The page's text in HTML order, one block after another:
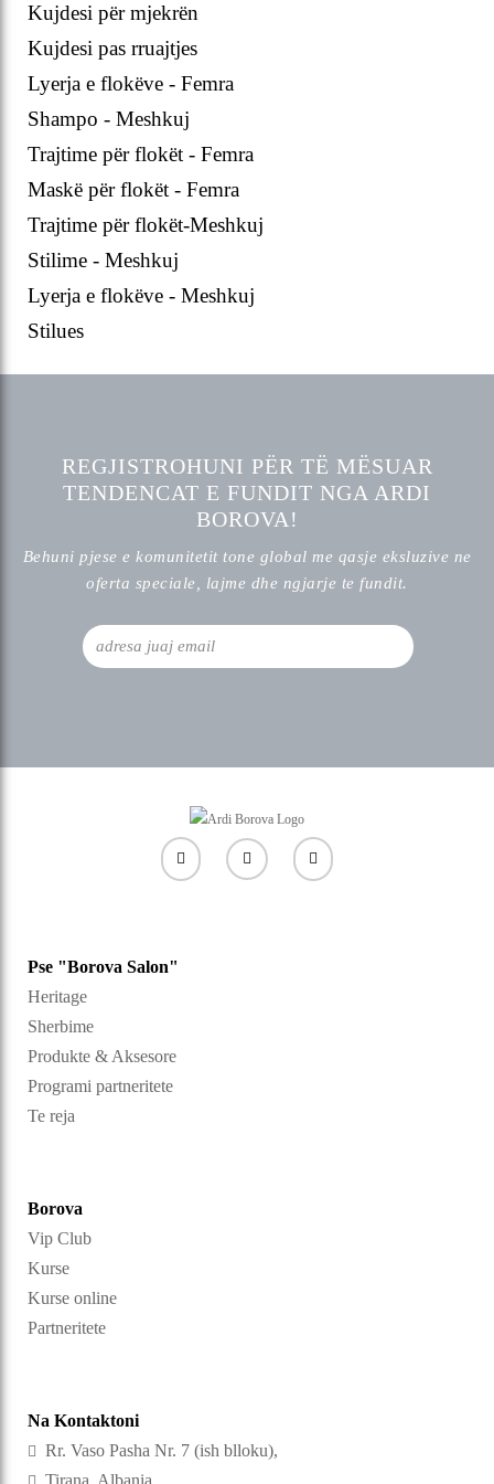
Kujdesi për mjekrën
Kujdesi pas rruajtjes
Lyerja e flokëve - Femra
Shampo - Meshkuj
Trajtime për flokët - Femra
Maskë për flokët - Femra
Trajtime për flokët-Meshkuj
Stilime - Meshkuj
Lyerja e flokëve - Meshkuj
Stilues
REGJISTROHUNI PËR TË MËSUAR
TENDENCAT E FUNDIT NGA ARDI
BOROVA!
Behuni pjese e komunitetit tone global me qasje eksluzive ne
oferta speciale, lajme dhe ngjarje te fundit.
Pse "Borova Salon"
Heritage
Sherbime
Produkte & Aksesore
Programi partneritete
Te reja
Borova
Vip Club
Kurse
Kurse online
Partneritete
Na Kontaktoni
Rr. Vaso Pasha Nr. 7 (ish blloku),
Tirana, Albania